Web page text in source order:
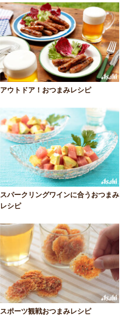
アウトドア！おつまみレシピ
スパークリングワインに合うおつまみ
レシピ
スポーツ観戦おつまみレシピ